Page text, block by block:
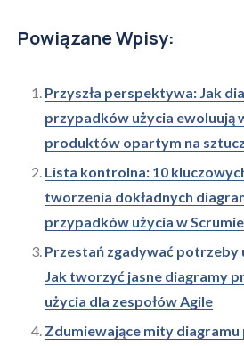
Powiązane Wpisy:
Przyszła perspektywa: Jak
przypadków użycia ewoluują
produktów opartym na
Lista kontrolna: 10
tworzenia dokładnych
przypadków użycia w Scrumie
Przestań zgadywać
Jak tworzyć jasne diagramy
użycia dla zespołów Agile
Zdumiewające mity